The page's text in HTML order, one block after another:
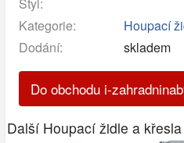
Kategorie:
Houpací
Dodání:
skladem
Do obchodu i-
Další Houpací židle a křesla